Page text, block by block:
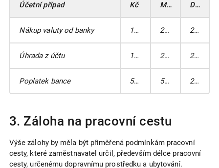
Účetní případ Kč MD DAL
Nákup valuty od banky 126 100 211A 261
Úhrada z účtu 126 100 261 221
Poplatek bance 504,4 568 221
3. Záloha na pracovní cestu
Výše zálohy by měla být přiměřená podmínkám pracovní
cesty, které zaměstnavatel určil, především délce pracovní
cesty, určenému dopravnímu prostředku a ubytování.